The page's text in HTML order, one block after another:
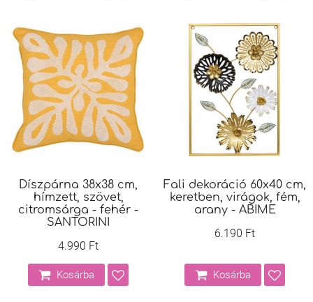
Díszpárna 38x38 cm,
hímzett, szövet,
citromsárga - fehér -
SANTORINI
4.990 Ft
Kosárba
Fali dekoráció 60x40 cm,
keretben, virágok, fém,
arany - ABIME
6.190 Ft
Kosárba